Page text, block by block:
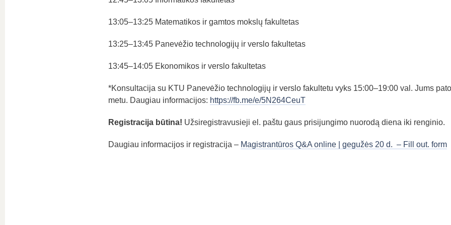
13:05–13:25 Matematikos ir gamtos mokslų fakultetas
13:25–13:45 Panevėžio technologijų ir verslo fakultetas
13:45–14:05 Ekonomikos ir verslo fakultetas
*Konsultacija su KTU Panevėžio technologijų ir verslo fakultetu vyks 15:00–19:00 val. Jums
metu. Daugiau informacijos: https://fb.me/e/5N264CeuT
Registracija būtina! Užsiregistravusieji el. paštu gaus prisijungimo nuorodą diena iki renginio.
Daugiau informacijos ir registracija – Magistrantūros Q&A online | gegužės 20 d. – Fill out. form